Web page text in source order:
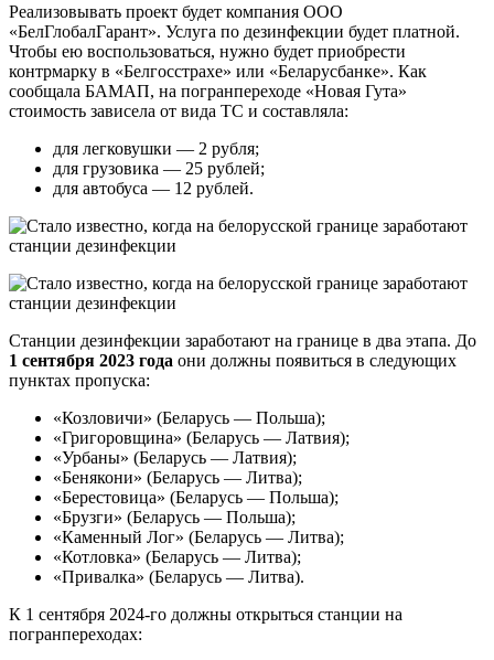
Реализовывать проект будет компания ООО
«БелГлобалГарант». Услуга по дезинфекции будет платной.
Чтобы ею воспользоваться, нужно будет приобрести
контрмарку в «Белгосстрахе» или «Беларусбанке». Как
сообщала БАМАП, на погранпереходе «Новая Гута»
стоимость зависела от вида ТС и составляла:
для легковушки — 2 рубля;
для грузовика — 25 рублей;
для автобуса — 12 рублей.
Станции дезинфекции заработают на границе в два этапа. До
1 сентября 2023 года они должны появиться в следующих
пунктах пропуска:
«Козловичи» (Беларусь — Польша);
«Григоровщина» (Беларусь — Латвия);
«Урбаны» (Беларусь — Латвия);
«Бенякони» (Беларусь — Литва);
«Берестовица» (Беларусь — Польша);
«Брузги» (Беларусь — Польша);
«Каменный Лог» (Беларусь — Литва);
«Котловка» (Беларусь — Литва);
«Привалка» (Беларусь — Литва).
К 1 сентября 2024-го должны открыться станции на
погранпереходах: